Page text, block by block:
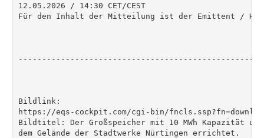
12.05.2026 / 14:30 CET/CEST
Für den Inhalt der Mitteilung ist der Emittent /
Bildlink:
https://eqs-cockpit.com/cgi-bin/
Bildtitel: Der Großspeicher mit 10 MWh Kapazität
dem Gelände der Stadtwerke Nürtingen errichtet.